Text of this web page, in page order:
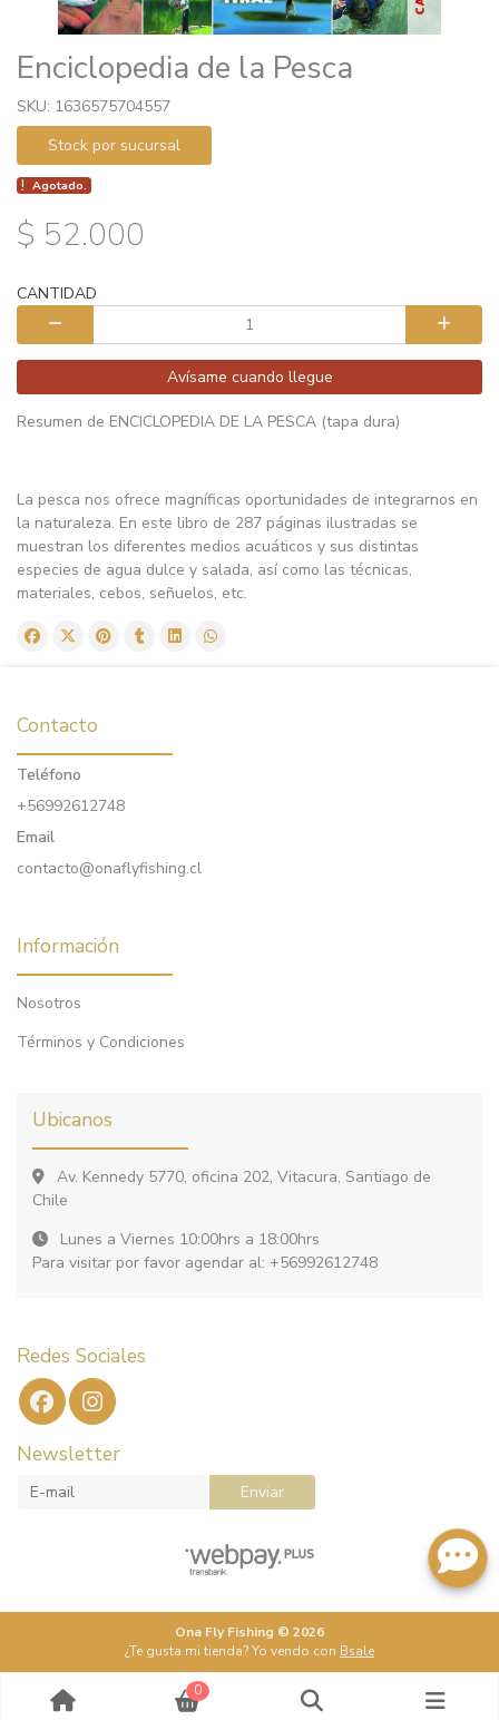
Enciclopedia de la Pesca
SKU: 1636575704557
Stock por sucursal
Agotado.
$ 52.000
CANTIDAD
Avísame cuando llegue
Resumen de ENCICLOPEDIA DE LA PESCA (tapa dura)
La pesca nos ofrece magníficas oportunidades de integrarnos en
la naturaleza. En este libro de 287 páginas ilustradas se
muestran los diferentes medios acuáticos y sus distintas
especies de agua dulce y salada, así como las técnicas,
materiales, cebos, señuelos, etc.
Contacto
Teléfono
+56992612748
Email
contacto@onaflyfishing.cl
Información
Nosotros
Términos y Condiciones
Ubicanos
Av. Kennedy 5770, oficina 202, Vitacura, Santiago de
Chile
Lunes a Viernes 10:00hrs a 18:00hrs
Para visitar por favor agendar al: +56992612748
Redes Sociales
Newsletter
Enviar
Ona Fly Fishing © 2026
¿Te gusta mi tienda? Yo vendo con Bsale
0